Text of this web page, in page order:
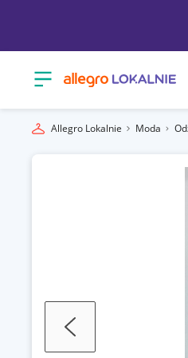
Otwórz menu z kategoriami
Allegro Lokalnie Moda